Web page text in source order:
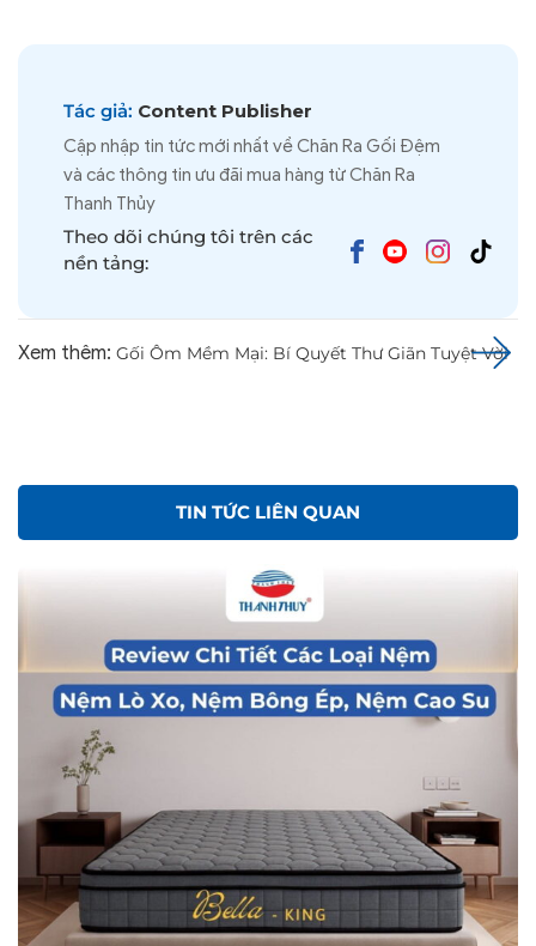
Tác giả: Content Publisher
Cập nhập tin tức mới nhất về Chăn Ra Gối Đệm
và các thông tin ưu đãi mua hàng từ Chăn Ra
Thanh Thủy
Theo dõi chúng tôi trên các
nền tảng:
Xem thêm: Gối Ôm Mềm Mại: Bí Quyết Thư Giãn Tuyệt Vời
TIN TỨC LIÊN QUAN